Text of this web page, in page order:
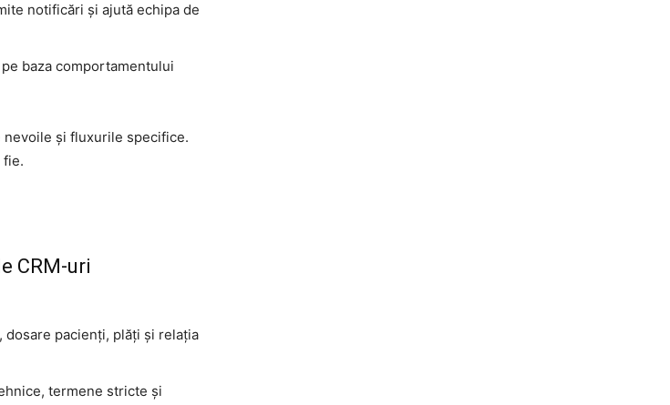
notificări și ajută echipa de
baza comportamentului
și fluxurile specifice.
fie.
CRM-uri
pacienți, plăți și relația
termene stricte și